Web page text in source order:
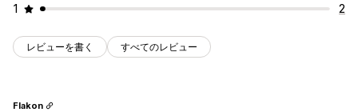
1
2
レビューを書く すべてのレビュー
Flakon